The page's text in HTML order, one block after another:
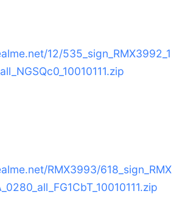
12/535_sign_RMX3992_1
RMX3993/618_sign_RMX